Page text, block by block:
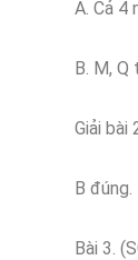
A. Cả
B. M,
Giải bài
B đúng.
Bài 3.